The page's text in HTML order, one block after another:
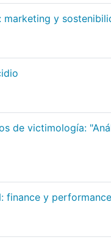
marketing y
de victimología:
finance y